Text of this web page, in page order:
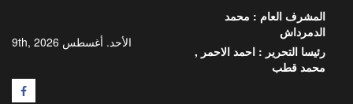
المحتوى
الأحد. أغسطس 9th, 2026
المشرف العام : محمد
الدمرداش
رئيسا التحرير : احمد الاحمر ,
محمد قطب
F